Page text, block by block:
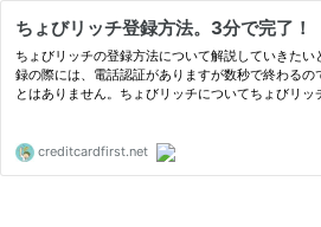
ちょびリッチ登録方法。3分で完了！
ちょびリッチの登録方法について解説していきたい
録の際には、電話認証がありますが数秒で終わるの
とはありません。ちょびリッチについてちょびリッ
creditcardfirst.net